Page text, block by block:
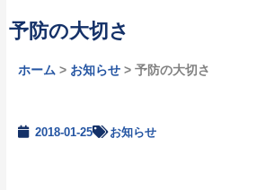
予防の大切さ
ホーム > お知らせ > 予防の大切さ
2018-01-25 お知らせ